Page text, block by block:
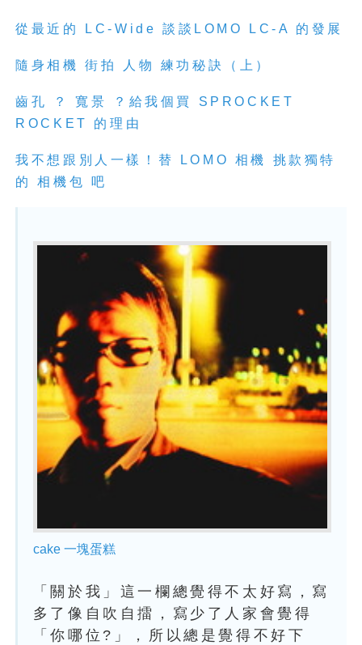
從最近的 LC-Wide 談談LOMO LC-A 的發展
隨身相機 街拍 人物 練功秘訣（上）
齒孔 ？ 寬景 ？給我個買 SPROCKET
ROCKET 的理由
我不想跟別人一樣！替 LOMO 相機 挑款獨特
的 相機包 吧
cake 一塊蛋糕
「關於我」這一欄總覺得不太好寫，寫
多了像自吹自擂，寫少了人家會覺得
「你哪位?」，所以總是覺得不好下